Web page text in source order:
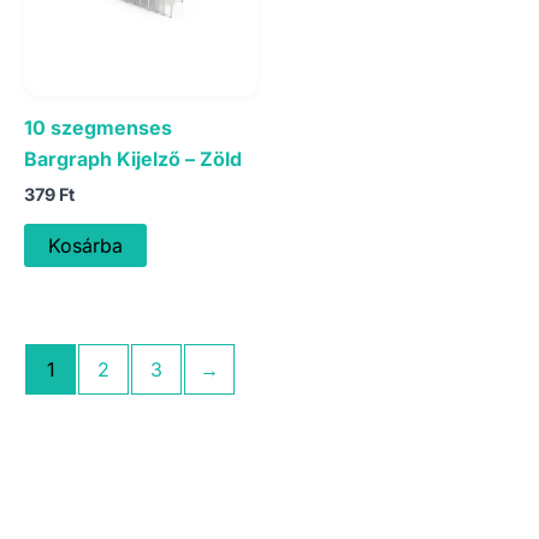
10 szegmenses
Bargraph Kijelző – Zöld
379 Ft
Kosárba
1 2 3 →